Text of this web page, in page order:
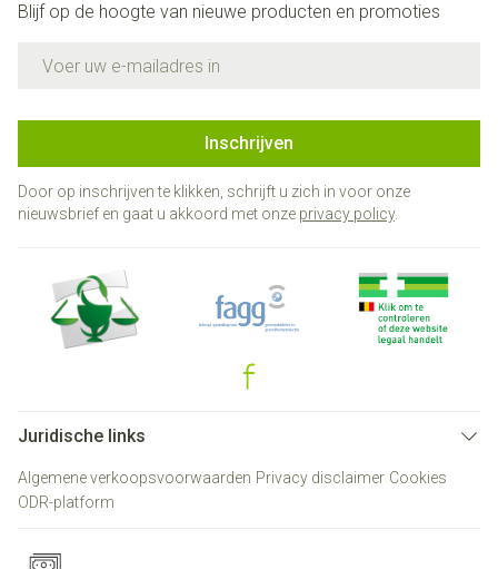
Blijf op de hoogte van nieuwe producten en promoties
Inschrijven
Door op inschrijven te klikken, schrijft u zich in voor onze
nieuwsbrief en gaat u akkoord met onze privacy policy.
Juridische links
Algemene verkoopsvoorwaarden Privacy disclaimer Cookies
ODR-platform